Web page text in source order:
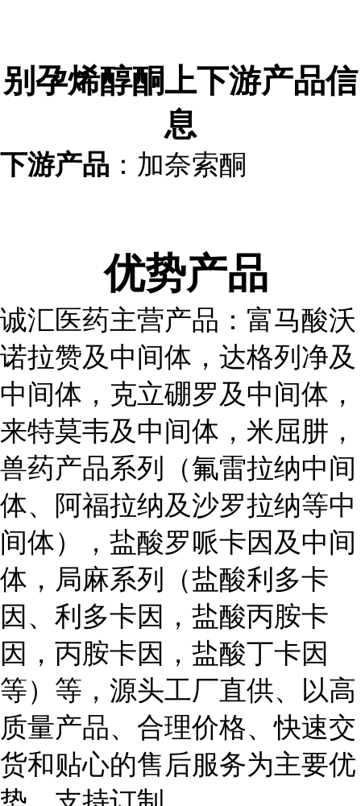
别孕烯醇酮上下游产品信
息
下游产品 ：加奈索酮
优势产品
诚汇医药主营产品：富马酸沃
诺拉赞及中间体，达格列净及
中间体，克立硼罗及中间体，
来特莫韦及中间体，米屈肼，
兽药产品系列（氟雷拉纳中间
体、阿福拉纳及沙罗拉纳等中
间体），盐酸罗哌卡因及中间
体，局麻系列（盐酸利多卡
因、利多卡因，盐酸丙胺卡
因，丙胺卡因，盐酸丁卡因
等）等，源头工厂直供、以高
质量产品、合理价格、快速交
货和贴心的售后服务为主要优